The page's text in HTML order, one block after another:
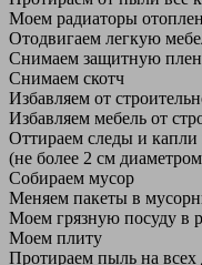
Моем радиаторы
Отодвигаем легкую
Снимаем защитную
Снимаем скотч
Избавляем от
Избавляем мебель от
Оттираем следы и капли
(не более 2 см
Собираем мусор
Меняем пакеты в
Моем грязную посуду в
Моем плиту
Протираем пыль на